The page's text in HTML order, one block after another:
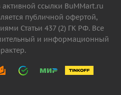
ссылки BuMMart.ru
публичной офертой,
Статьи 437 (2) ГК РФ. Все
и информационный